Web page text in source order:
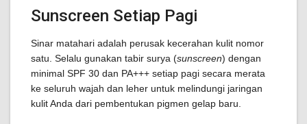
Sunscreen Setiap Pagi
Sinar matahari adalah perusak kecerahan kulit nomor
satu. Selalu gunakan tabir surya (sunscreen) dengan
minimal SPF 30 dan PA+++ setiap pagi secara merata
ke seluruh wajah dan leher untuk melindungi jaringan
kulit Anda dari pembentukan pigmen gelap baru.